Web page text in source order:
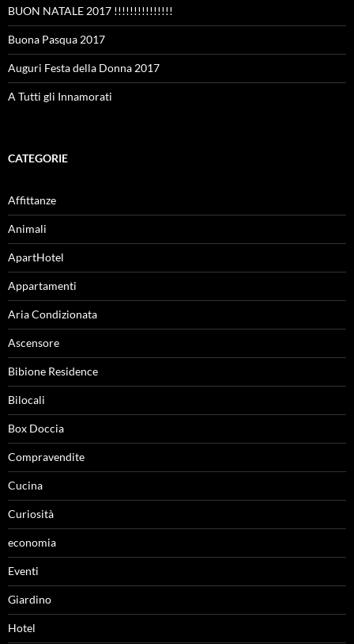
BUON NATALE 2017 !!!!!!!!!!!!!!!
Buona Pasqua 2017
Auguri Festa della Donna 2017
A Tutti gli Innamorati
CATEGORIE
Affittanze
Animali
ApartHotel
Appartamenti
Aria Condizionata
Ascensore
Bibione Residence
Bilocali
Box Doccia
Compravendite
Cucina
Curiosità
economia
Eventi
Giardino
Hotel